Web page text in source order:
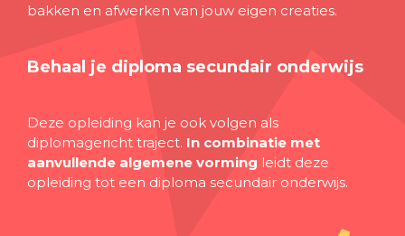
bakken en afwerken van jouw eigen creaties.
Behaal je diploma secundair onderwijs
Deze opleiding kan je ook volgen als
diplomagericht traject. In combinatie met
aanvullende algemene vorming leidt deze
opleiding tot een diploma secundair onderwijs.